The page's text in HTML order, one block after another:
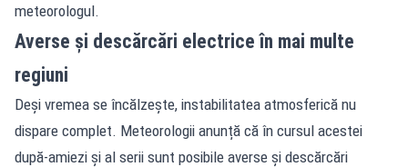
meteorologul.
Averse și descărcări electrice în mai multe
regiuni
Deși vremea se încălzește, instabilitatea atmosferică nu
dispare complet. Meteorologii anunță că în cursul acestei
după-amiezi și al serii sunt posibile averse și descărcări